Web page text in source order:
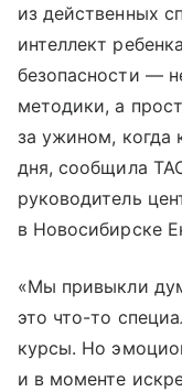
из действенных
интеллект
безопасности —
методики, а
за ужином, когда
дня, сообщила
руководитель
в Новосибирске
«Мы привыкли
это что-то
курсы. Но
и в моменте